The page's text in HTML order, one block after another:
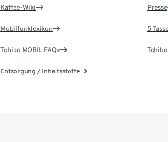
Kaffee-Wiki
Mobilfunklexikon
Tchibo MOBIL FAQs
Entsorgung / Inhaltsstoffe
Presse
5